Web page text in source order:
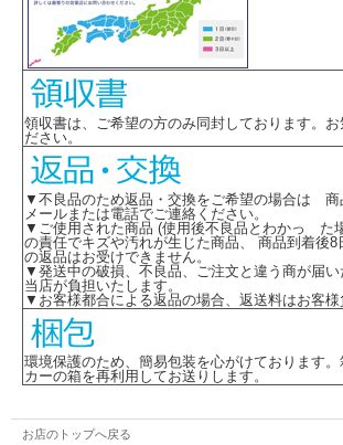
領収書は、ご希望の方のみ同封しております。お
ださい。
▼不良品のため返品・交換をご希望の場合は 商
メールまたは電話でご連絡ください。
▼ご使用された商品 (使用後不良品とわかっ た
の責任でキズや汚れが生じた商品、 商品到着後8
の返品はお受けできません。
▼発送中の破損、不良品、ご注文と違う商が届
当店が負担いたします。
▼お客様都合による返品の場合、返送料はお客様
環境保護のため、簡易包装を心がけております
カーの箱を再利用してお送りします。
お店のトップへ戻る